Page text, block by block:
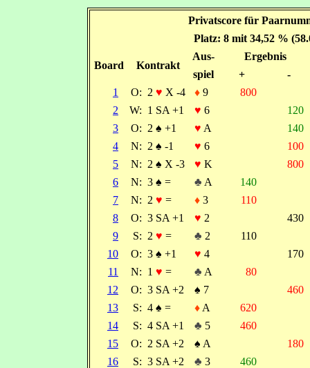
Privatscore für
Platz: 8 mit 34,52 %
Board Kontrakt
Aus-
Ergebnis
spiel
+
-
1
O: 2 ♥ X -4 ♦ 9
800
2
W: 1 SA +1 ♥ 6
120
3
O: 2 ♠ +1 ♥ A
140
4
N: 2 ♠ -1 ♥ 6
100
5
N: 2 ♠ X -3 ♥ K
800
6
N: 3 ♠ = ♣ A
140
7
N: 2 ♥ = ♦ 3
110
8
O: 3 SA +1 ♥ 2
430
9
S: 2 ♥ = ♣ 2
110
10
O: 3 ♠ +1 ♥ 4
170
11
N: 1 ♥ = ♣ A
80
12
O: 3 SA +2 ♠ 7
460
13
S: 4 ♠ = ♦ A
620
14
S: 4 SA +1 ♣ 5
460
15
O: 2 SA +2 ♠ A
180
16
S: 3 SA +2 ♣ 3
460